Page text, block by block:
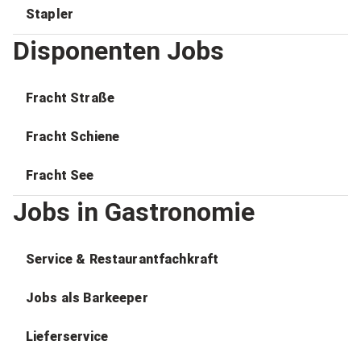
Stapler
Disponenten Jobs
Fracht Straße
Fracht Schiene
Fracht See
Jobs in Gastronomie
Service & Restaurantfachkraft
Jobs als Barkeeper
Lieferservice